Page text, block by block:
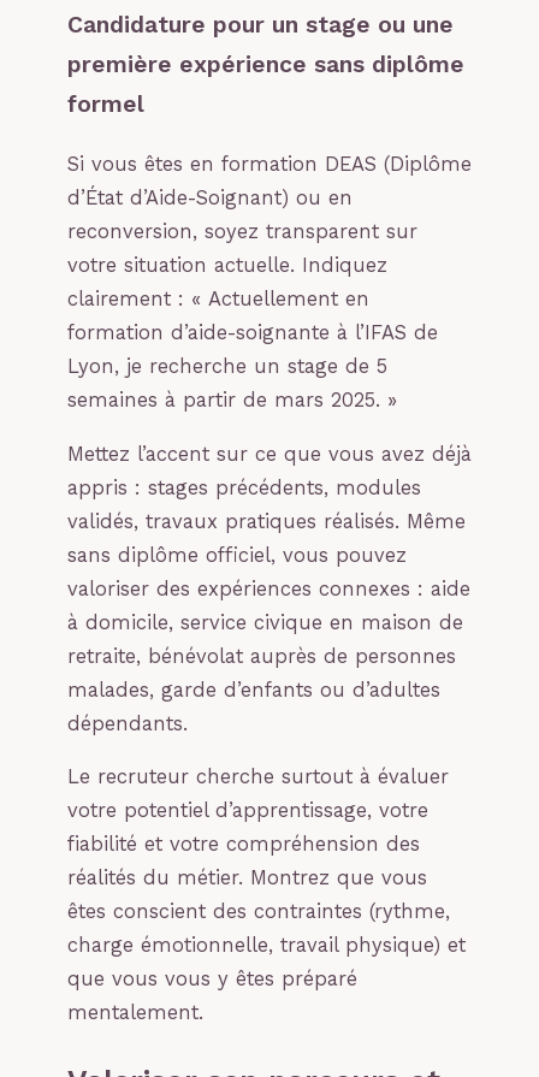
Candidature pour un stage ou une
première expérience sans diplôme
formel
Si vous êtes en formation DEAS (Diplôme
d’État d’Aide-Soignant) ou en
reconversion, soyez transparent sur
votre situation actuelle. Indiquez
clairement : « Actuellement en
formation d’aide-soignante à l’IFAS de
Lyon, je recherche un stage de 5
semaines à partir de mars 2025. »
Mettez l’accent sur ce que vous avez déjà
appris : stages précédents, modules
validés, travaux pratiques réalisés. Même
sans diplôme officiel, vous pouvez
valoriser des expériences connexes : aide
à domicile, service civique en maison de
retraite, bénévolat auprès de personnes
malades, garde d’enfants ou d’adultes
dépendants.
Le recruteur cherche surtout à évaluer
votre potentiel d’apprentissage, votre
fiabilité et votre compréhension des
réalités du métier. Montrez que vous
êtes conscient des contraintes (rythme,
charge émotionnelle, travail physique) et
que vous vous y êtes préparé
mentalement.